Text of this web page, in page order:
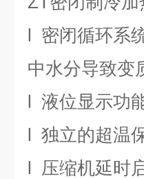
l 密闭循环系
中水分导致变
l 液位显示功
l 独立的超温
l 压缩机延时